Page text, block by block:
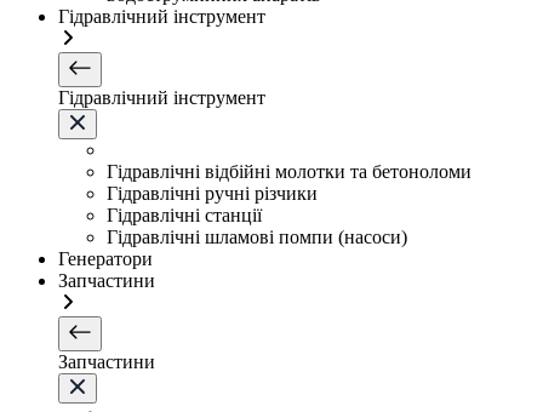
Гідравлічний інструмент
Гідравлічний інструмент
Гідравлічні відбійні молотки та бетоноломи
Гідравлічні ручні різчики
Гідравлічні станції
Гідравлічні шламові помпи (насоси)
Генератори
Запчастини
Запчастини